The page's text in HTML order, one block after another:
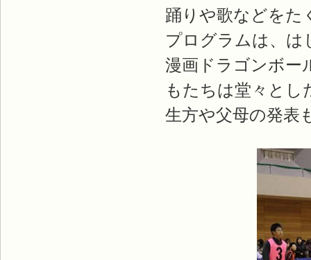
踊りや歌などをた
プログラムは、は
漫画ドラゴンボー
もたちは堂々とし
生方や父母の発表